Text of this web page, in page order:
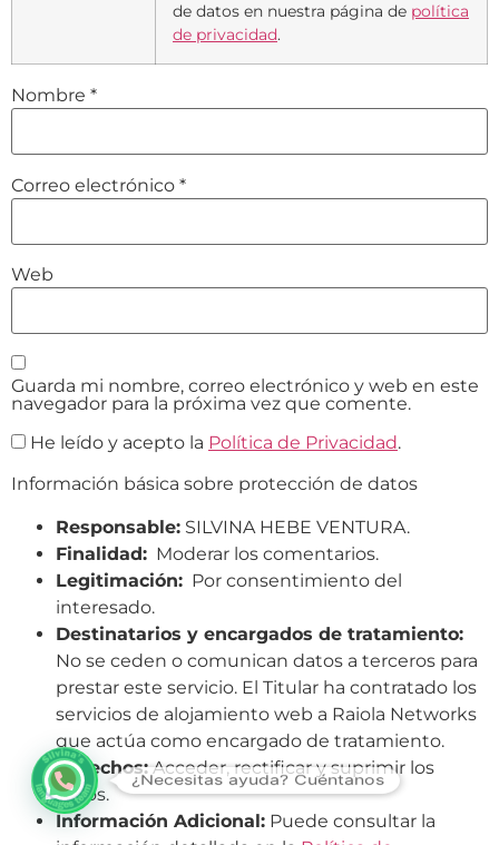
de datos en nuestra página de política
de privacidad.
Nombre *
Correo electrónico *
Web
Guarda mi nombre, correo electrónico y web en este
navegador para la próxima vez que comente.
He leído y acepto la Política de Privacidad.
Información básica sobre protección de datos
Responsable: SILVINA HEBE VENTURA.
Finalidad: Moderar los comentarios.
Legitimación: Por consentimiento del
interesado.
Destinatarios y encargados de tratamiento:
No se ceden o comunican datos a terceros para
prestar este servicio. El Titular ha contratado los
servicios de alojamiento web a Raiola Networks
que actúa como encargado de tratamiento.
Derechos:Acceder, rectificar y suprimir los
datos.
Información Adicional: Puede consultar la
¿Necesitas ayuda? Cuéntanos